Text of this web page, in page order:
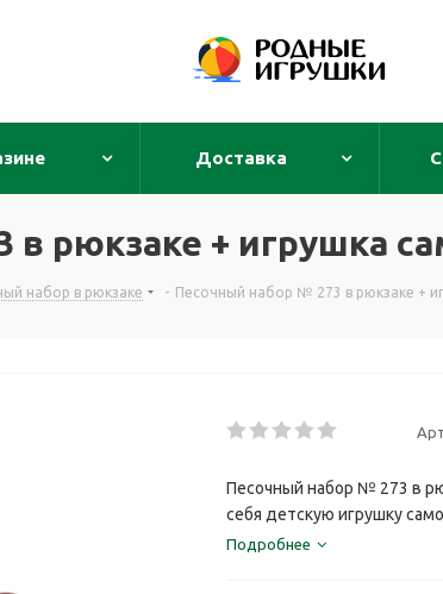
Доставка
рюкзаке + игрушка
набор в рюкзаке - Песочный набор № 273 в рюкзаке +
Песочный набор № 273 в
себя детскую игрушку
Подробнее